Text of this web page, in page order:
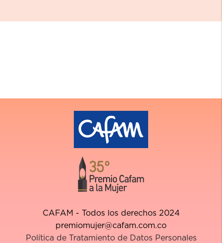
CAFAM - Todos los derechos 2024
premiomujer@cafam.com.co
Política de Tratamiento de Datos Personales